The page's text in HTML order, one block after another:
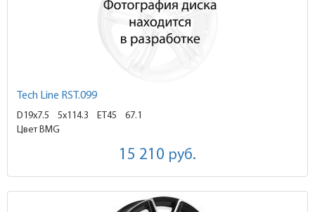
Tech Line RST.099
D19x7.5 5x114.3 ET45
67.1
Цвет BMG
15 210 руб.